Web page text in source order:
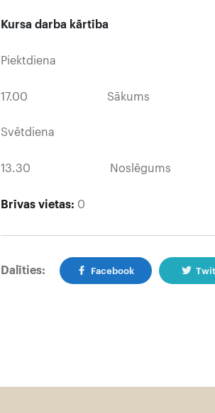
Kursa darba kārtība
Piektdiena
17.00 Sākums
Svētdiena
13.30 Noslēgums
Brīvas vietas: 0
Dalīties: Facebook